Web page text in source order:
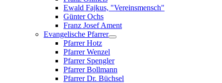
Ewald Fajkus, "Vereinsmensch"
Günter Ochs
Franz Josef Ament
Evangelische Pfarrer
Pfarrer Hotz
Pfarrer Wenzel
Pfarrer Spengler
Pfarrer Bollmann
Pfarrer Dr. Büchsel